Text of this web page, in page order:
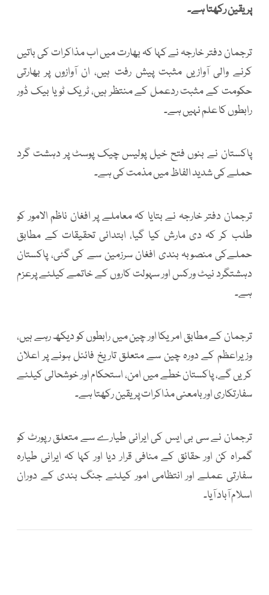
پر یقین رکھتا ہے۔
ترجمان دفتر خارجہ نے کہا کہ بھارت میں اب مذاکرات کی باتیں
کرنے والی آوازیں مثبت پیش رفت ہیں، ان آوازوں پر بھارتی
حکومت کے مثبت ردعمل کے منتظر ہیں، ٹریک ٹو یا بیک ڈور
رابطوں کا علم نہیں ہے۔
پاکستان نے بنوں فتح خیل پولیس چیک پوسٹ پر دہشت گرد
حملے کی شدید الفاظ میں مذمت کی ہے۔
ترجمان دفتر خارجہ نے بتایا کہ معاملے پر افغان ناظم الامور کو
طلب کر کہ دی مارش کیا گیا، ابتدائی تحقیقات کے مطابق
حملےکی منصوبہ بندی افغان سرزمین سے کی گئی، پاکستان
دہشتگرد نیٹ ورکس اور سہولت کاروں کے خاتمے کیلئے پرعزم
ہے۔
ترجمان کے مطابق امریکا اور چین میں رابطوں کو دیکھ رہے ہیں،
وزیراعظم کے دورہ چین سے متعلق تاریخ فائنل ہونے پر اعلان
کریں گے، پاکستان خطے میں امن، استحکام اور خوشحالی کیلئے
سفارتکاری اور بامعنی مذاکرات پر یقین رکھتا ہے۔
ترجمان نے سی بی ایس کی ایرانی طیارے سے متعلق رپورٹ کو
گمراہ کن اور حقائق کے منافی قرار دیا اور کہا کہ ایرانی طیارہ
سفارتی عملے اور انتظامی امور کیلئے جنگ بندی کے دوران
اسلام آباد آیا۔